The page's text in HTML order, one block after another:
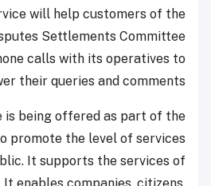
will help customers of the
Settlements Committee
calls with its operatives to
their queries and comments.
is being offered as part of the
promote the level of services
It supports the services of
It enables companies, citizens,